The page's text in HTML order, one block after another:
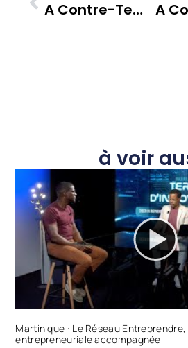
A Contre-Temps : Analyse Approfondie Du Second Tour Présidentiel Et De L’actualité Aux Antilles-Guyane
à voir
Martinique : Le Réseau
entrepreneuriale accompagnée